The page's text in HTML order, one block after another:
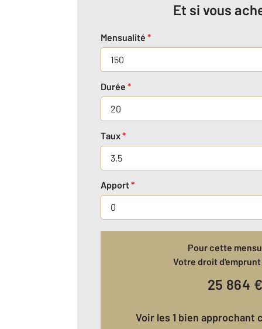
Et si vous
Mensualité *
Durée *
Taux*
Apport*
Pour cette
Votre droit d'emprunt
25 864 €
Voir les 1 bien approchant correspondant à